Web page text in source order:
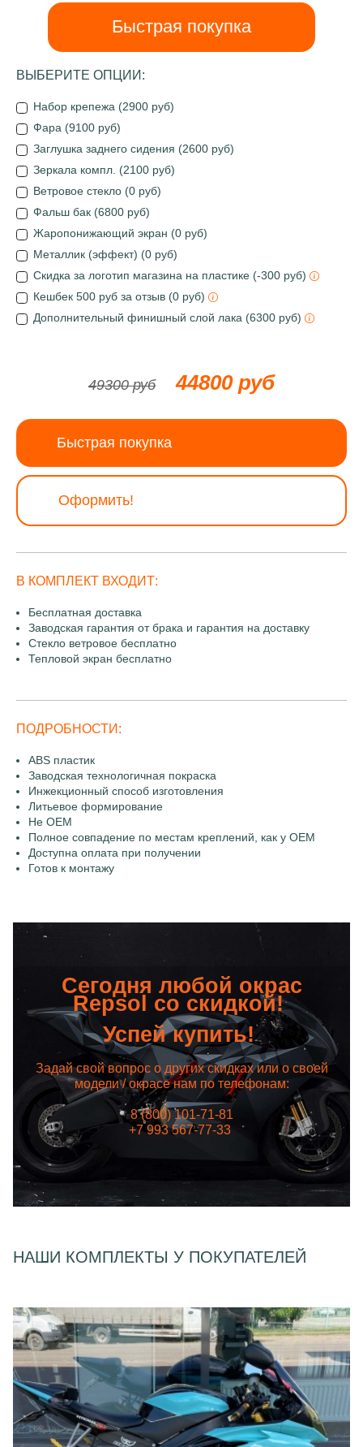
Быстрая покупка
ВЫБЕРИТЕ ОПЦИИ:
Набор крепежа (2900 руб)
Фара (9100 руб)
Заглушка заднего сидения (2600 руб)
Зеркала компл. (2100 руб)
Ветровое стекло (0 руб)
Фальш бак (6800 руб)
Жаропонижающий экран (0 руб)
Металлик (эффект) (0 руб)
Скидка за логотип магазина на пластике (-300 руб)
Кешбек 500 руб за отзыв (0 руб)
Дополнительный финишный слой лака (6300 руб)
49300 руб 44800 руб
Быстрая покупка
Оформить!
В КОМПЛЕКТ ВХОДИТ:
Бесплатная доставка
Заводская гарантия от брака и гарантия на доставку
Стекло ветровое бесплатно
Тепловой экран бесплатно
ПОДРОБНОСТИ:
ABS пластик
Заводская технологичная покраска
Инжекционный способ изготовления
Литьевое формирование
Не OEM
Полное совпадение по местам креплений, как у OEM
Доступна оплата при получении
Готов к монтажу
Сегодня любой окрас
Repsol со скидкой!
Успей купить!
Задай свой вопрос о других скидках или о своей
модели / окрасе нам по телефонам:
8 (800) 101-71-81
+7 993 567-77-33
НАШИ КОМПЛЕКТЫ У ПОКУПАТЕЛЕЙ